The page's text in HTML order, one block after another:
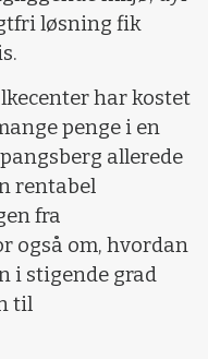
løsning fik
har kostet
penge i en
allerede
rentabel
fra
også om, hvordan
i stigende grad
til